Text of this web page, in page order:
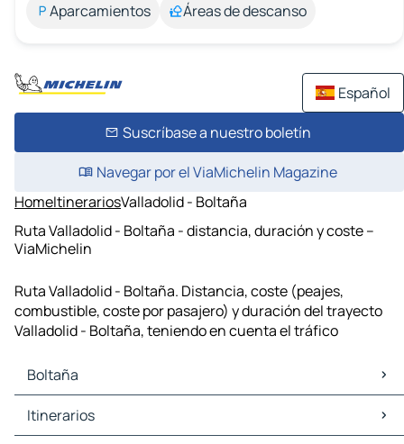
Aparcamientos
Áreas de descanso
Español
Suscríbase a nuestro boletín
Navegar por el ViaMichelin Magazine
HomeItinerariosValladolid - Boltaña
Ruta Valladolid - Boltaña - distancia, duración y coste –
ViaMichelin
Ruta Valladolid - Boltaña. Distancia, coste (peajes,
combustible, coste por pasajero) y duración del trayecto
Valladolid - Boltaña, teniendo en cuenta el tráfico
Boltaña
Boltaña Mapas Planos
Boltaña Trafico
Itinerarios